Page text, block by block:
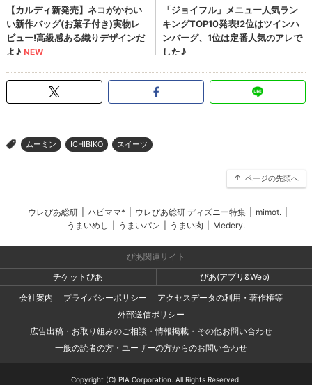
> ムーミン ICHIBIKO スイーツ
ページの先頭へ
ウレぴあ総研 ハピママ* ウレぴあ総研 ディズニー特集 mimot.
うまいめし
うまいパン うまい肉 Medery.
ぴあ関連サイト
チケットぴあ
ぴあ(アプリ&Web)
会社案内
プライバシーポリシー
アクセスデータの利用・著作権等
外部送信ポリシー
広告出稿・お取り組みのご相談・情報掲載・その他お問い合わせ
一般の読者の方・ユーザーの方からのお問い合わせ
Copyright (C) PIA Corporation. All Rights Reserved.